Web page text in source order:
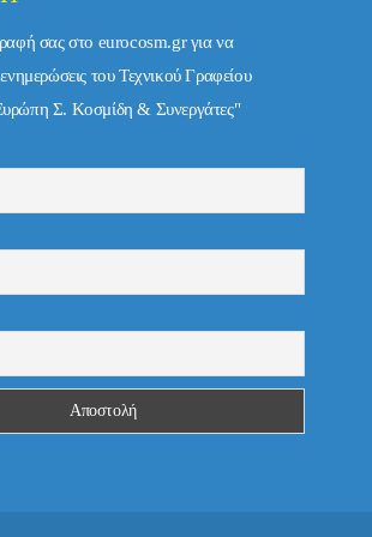
σας στο eurocosm.gr για να
του Τεχνικού Γραφείου
Σ. Κοσμίδη & Συνεργάτες"